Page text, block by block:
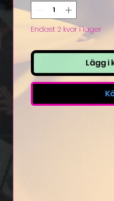
Endast 2 kvar i lager
Lägg i